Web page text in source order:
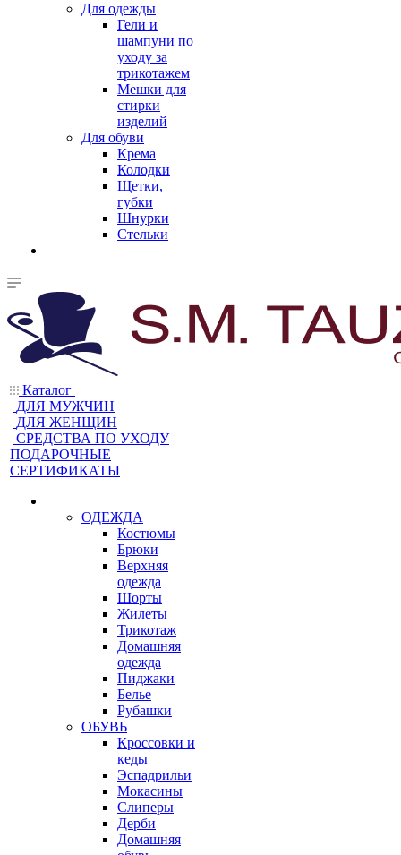
Для одежды
Гели и
шампуни по
уходу за
трикотажем
Мешки для
стирки
изделий
Для обуви
Крема
Колодки
Щетки,
губки
Шнурки
Стельки
Каталог
ДЛЯ МУЖЧИН
ДЛЯ ЖЕНЩИН
CРЕДСТВА ПО УХОДУ
ПОДАРОЧНЫЕ
СЕРТИФИКАТЫ
ОДЕЖДА
Костюмы
Брюки
Верхняя
одежда
Шорты
Жилеты
Трикотаж
Домашняя
одежда
Пиджаки
Белье
Рубашки
ОБУВЬ
Кроссовки и
кеды
Эспадрильи
Мокасины
Слиперы
Дерби
Домашняя